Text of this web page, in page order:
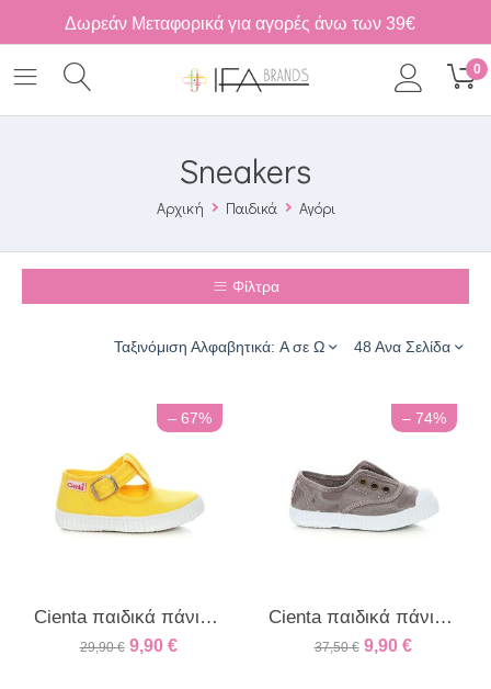
Δωρεάν Μεταφορικά για αγορές άνω των 39€
0
Sneakers
Αρχική Παιδικά Αγόρι
Φίλτρα
Ταξινόμιση Αλφαβητικά: A σε Ω 48 Ανα Σελίδα
– 67%
Cienta παιδικά πάνινα κίτρινο
29,90 € 9,90 €
– 74%
Cienta παιδικά πάνινα sneakers για αγόρια και κορίτσια γκρι
37,50 € 9,90 €